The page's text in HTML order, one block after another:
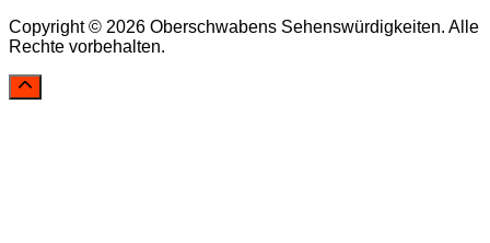
Copyright © 2026 Oberschwabens Sehenswürdigkeiten. Alle
Rechte vorbehalten.